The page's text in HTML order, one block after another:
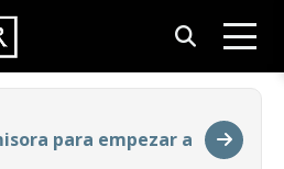
para empezar a
para empezar a